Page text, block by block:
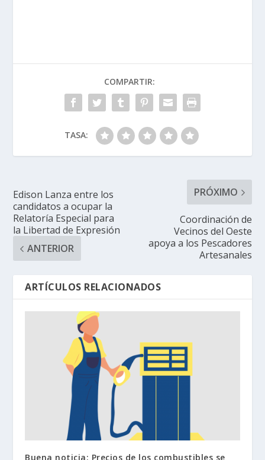
COMPARTIR:
TASA:
Edison Lanza entre los
candidatos a ocupar la
Relatoría Especial para
la Libertad de Expresión
ANTERIOR
PRÓXIMO
Coordinación de
Vecinos del Oeste
apoya a los Pescadores
Artesanales
ARTÍCULOS RELACIONADOS
Buena noticia: Precios de los combustibles se